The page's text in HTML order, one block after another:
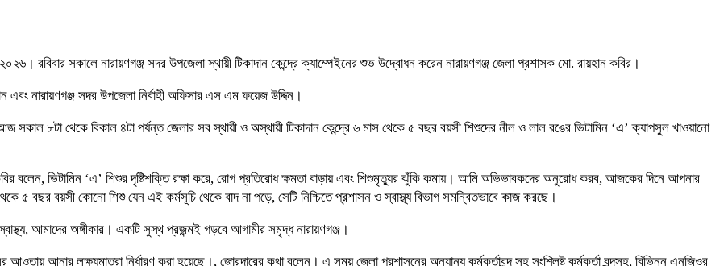
রবিবার সকালে নারায়ণগঞ্জ সদর উপজেলা স্থায়ী টিকাদান কেন্দ্রে ক্যাম্পেইনের শুভ উদ্বোধন করেন নারায়ণগঞ্জ জেলা প্রশাসক মো. রায়হান কবির।
এবং নারায়ণগঞ্জ সদর উপজেলা নির্বাহী অফিসার এস এম ফয়েজ উদ্দিন।
সকাল ৮টা থেকে বিকাল ৪টা পর্যন্ত জেলার সব স্থায়ী ও অস্থায়ী টিকাদান কেন্দ্রে ৬ মাস থেকে ৫ বছর বয়সী শিশুদের নীল ও লাল রঙের ভিটামিন ‘এ’ ক্যাপসুল খাওয়ানো
বলেন, ভিটামিন ‘এ’ শিশুর দৃষ্টিশক্তি রক্ষা করে, রোগ প্রতিরোধ ক্ষমতা বাড়ায় এবং শিশুমৃত্যুর ঝুঁকি কমায়। আমি অভিভাবকদের অনুরোধ করব, আজকের দিনে আপনার
৫ বছর বয়সী কোনো শিশু যেন এই কর্মসূচি থেকে বাদ না পড়ে, সেটি নিশ্চিতে প্রশাসন ও স্বাস্থ্য বিভাগ সমন্বিতভাবে কাজ করছে।
আমাদের অঙ্গীকার। একটি সুস্থ প্রজন্মই গড়বে আগামীর সমৃদ্ধ নারায়ণগঞ্জ।
আনার লক্ষ্যমাত্রা নির্ধারণ করা হয়েছে।, জোরদারের কথা বলেন। এ সময় জেলা প্রশাসনের অন্যান্য কর্মকর্তাবৃন্দ সহ সংশ্লিষ্ট কর্মকর্তা বৃন্দসহ, বিভিন্ন এনজিওর